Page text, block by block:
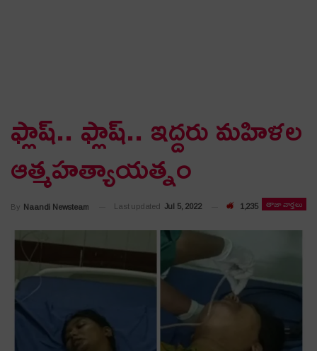
ఫ్లాష్‌.. ఫ్లాష్‌.. ఇద్దరు మ‌హిళ‌ల
ఆత్మ‌హ‌త్యాయ‌త్నం
తాజా వార్తలు
By Naandi Newsteam Last updated Jul 5, 2022 1,235